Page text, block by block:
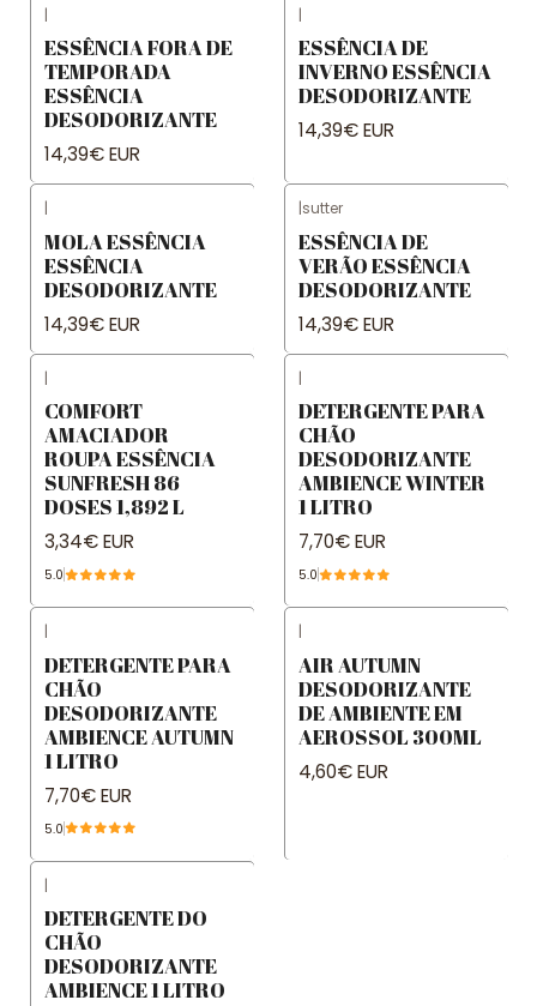
|
ESSÊNCIA FORA DE
TEMPORADA
ESSÊNCIA
DESODORIZANTE
14,39€ EUR
|
ESSÊNCIA DE
INVERNO ESSÊNCIA
DESODORIZANTE
14,39€ EUR
|
MOLA ESSÊNCIA
ESSÊNCIA
DESODORIZANTE
14,39€ EUR
|sutter
ESSÊNCIA DE
VERÃO ESSÊNCIA
DESODORIZANTE
14,39€ EUR
|
COMFORT
AMACIADOR
ROUPA ESSÊNCIA
SUNFRESH 86
DOSES 1,892 L
3,34€ EUR
5.0
|
DETERGENTE PARA
CHÃO
DESODORIZANTE
AMBIENCE WINTER
1 LITRO
7,70€ EUR
5.0
|
DETERGENTE PARA
CHÃO
DESODORIZANTE
AMBIENCE AUTUMN
1 LITRO
7,70€ EUR
5.0
|
AIR AUTUMN
DESODORIZANTE
DE AMBIENTE EM
AEROSSOL 300ML
4,60€ EUR
|
DETERGENTE DO
CHÃO
DESODORIZANTE
AMBIENCE 1 LITRO